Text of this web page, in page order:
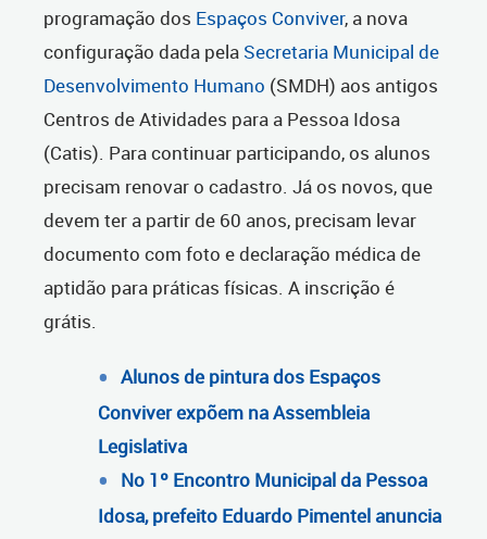
programação dos Espaços Conviver, a nova
configuração dada pela Secretaria Municipal de
Desenvolvimento Humano (SMDH) aos antigos
Centros de Atividades para a Pessoa Idosa
(Catis). Para continuar participando, os alunos
precisam renovar o cadastro. Já os novos, que
devem ter a partir de 60 anos, precisam levar
documento com foto e declaração médica de
aptidão para práticas físicas. A inscrição é
grátis.
Alunos de pintura dos Espaços
Conviver expõem na Assembleia
Legislativa
No 1º Encontro Municipal da Pessoa
Idosa, prefeito Eduardo Pimentel anuncia